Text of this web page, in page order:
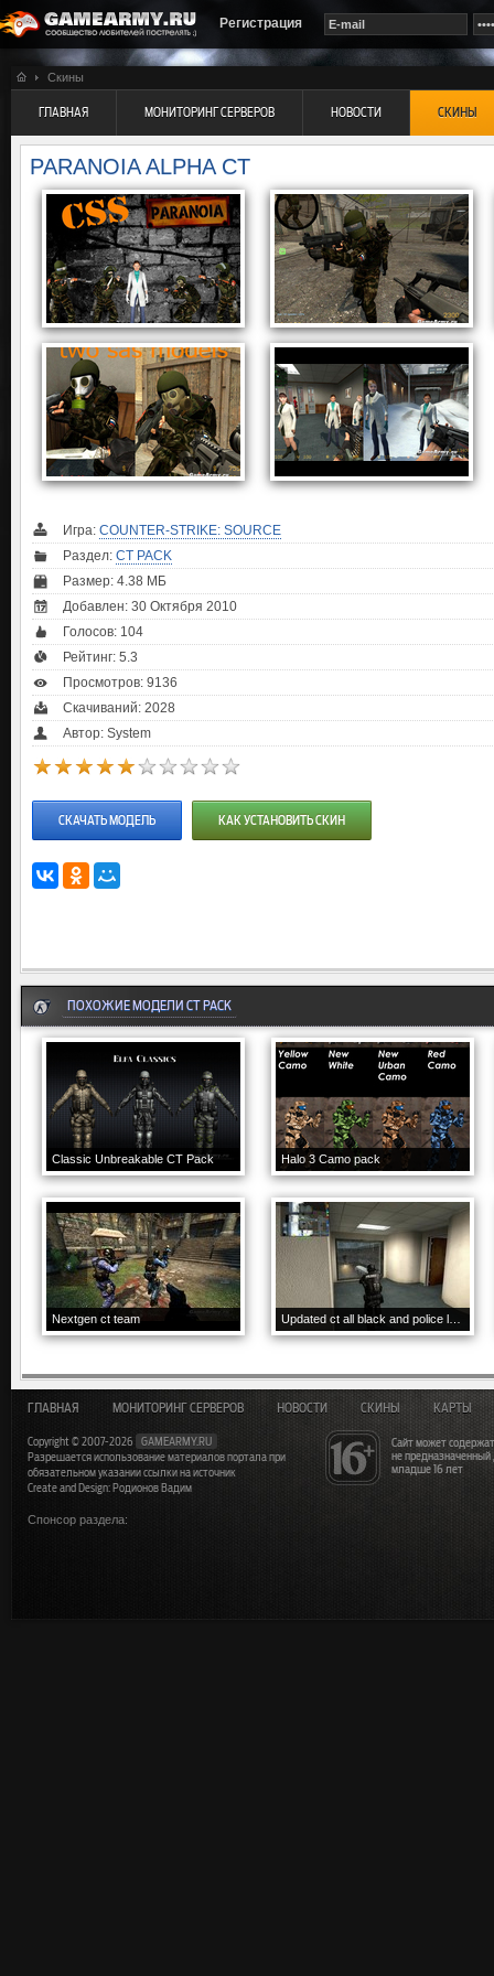
Регистрация
Скины
ГЛАВНАЯ МОНИТОРИНГ СЕРВЕРОВ НОВОСТИ СКИНЫ
PARANOIA ALPHA CT
Игра: COUNTER-STRIKE: SOURCE
Раздел: CT PACK
Размер: 4.38 МБ
Добавлен: 30 Октября 2010
Голосов: 104
Рейтинг: 5.3
Просмотров: 9136
Скачиваний: 2028
Автор: System
СКАЧАТЬ МОДЕЛЬ КАК УСТАНОВИТЬ СКИН
ПОХОЖИЕ МОДЕЛИ CT PACK
Classic Unbreakable CT Pack Halo 3 Camo pack
Nextgen ct team
Сайт может
не
младше 16 лет
ГЛАВНАЯ МОНИТОРИНГ СЕРВЕРОВ НОВОСТИ СКИНЫ КАРТЫ
Copyright © 2007-2026
GAMEARMY.RU
Разрешается использование материалов портала при
обязательном указании ссылки на источник
Create and Design: Родионов Вадим
Спонсор раздела: